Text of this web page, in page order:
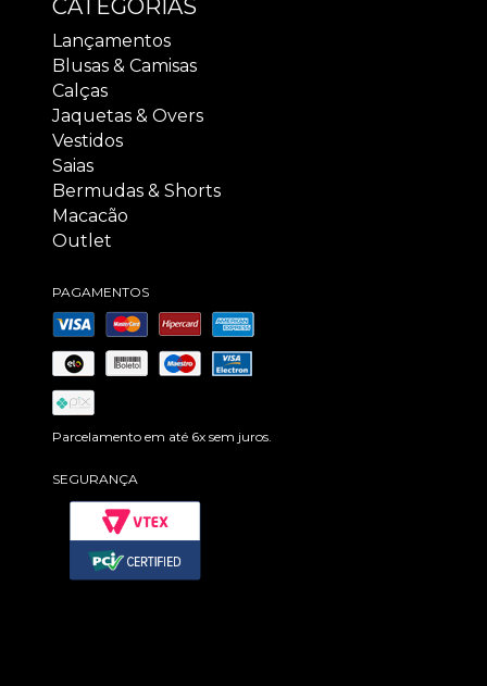
CATEGORIAS
Lançamentos
Blusas & Camisas
Calças
Jaquetas & Overs
Vestidos
Saias
Bermudas & Shorts
Macacão
Outlet
PAGAMENTOS
Parcelamento em até 6x sem juros.
SEGURANÇA